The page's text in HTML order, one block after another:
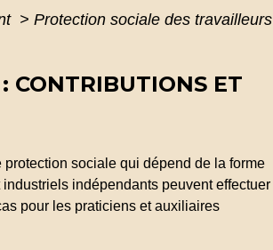
> Protection sociale des travailleurs
CONTRIBUTIONS ET
sociale qui dépend de la forme
indépendants peuvent effectuer
pour les praticiens et auxiliaires